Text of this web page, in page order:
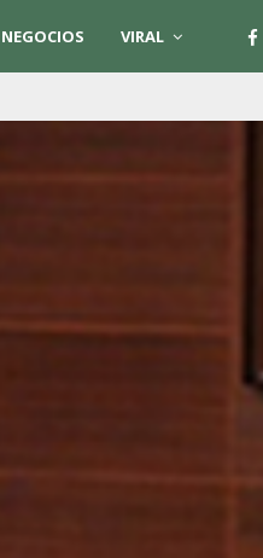
NEGOCIOS VIRAL